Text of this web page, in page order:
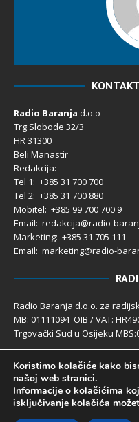
Radio Baranja d.o.o
Trg Slobode 32/3
HR 31300
Beli Manastir
Redakcija:
Tel 1: +385 31 700 700
Tel 2: +385 31 700 880
Mobitel: +385 99 700 700 9
Email: redakcija@radio-
Marketing: +385 31 705 111
Email: marketing@radio-
Radio Baranja d.o.o. za
MB: 01111094 OIB / VAT:
Trgovački Sud u Osijeku
Temeljni kapital 2.600,00 €
Poslovni račun PBZ: 2340009-
IBAN:
Uprava društva: Ivanka Rusan
Koristimo kolačiće kako
našoj web stranici.
Informacije o kolačićima
isključivanje kolačića